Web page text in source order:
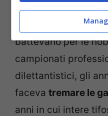
Sembrano
temutissime
battevano per le
campionati
dilettantistici, gli
faceva tremare le
anni in cui intere